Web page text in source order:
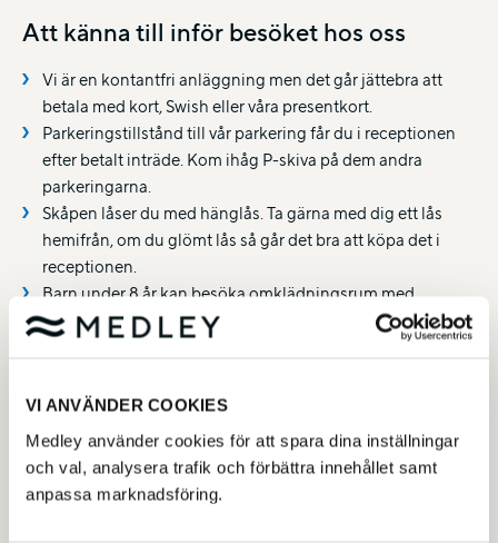
VI ANVÄNDER COOKIES
Medley använder cookies för att spara dina inställningar
och val, analysera trafik och förbättra innehållet samt
anpassa marknadsföring.
Att känna till inför besöket hos oss
Vi är en kontantfri anläggning men det går jättebra att
betala med kort, Swish eller våra presentkort.
Parkeringstillstånd till vår parkering får du i receptionen
efter betalt inträde. Kom ihåg P-skiva på dem andra
parkeringarna.
Skåpen låser du med hänglås. Ta gärna med dig ett lås
hemifrån, om du glömt lås så går det bra att köpa det i
receptionen.
Barn under 8 år kan besöka omklädningsrum med
förälder oavsett kön. Behöver barn från 8 år hjälp av
förälder av motsatt kön så ta kontakt med personalen så
ber vi dig vänta på ditt barn på andra sidan
Ta med dig dina skor in i omklädningsrummet och lägg
dem i en påse i ditt skåp. Påsar får du i receptionen.